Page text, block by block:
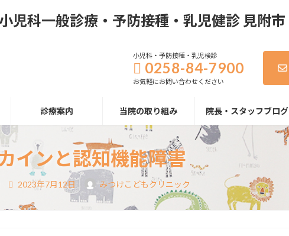
小児科・予防接種・乳児検診
0258-84-7900
お気軽にお問い合わせください
診療案内 当院の取り組み 院長・スタッフブログ
インと認知機能障害
最
終
新
日
2023年7月12日 みつけこどもクリニック